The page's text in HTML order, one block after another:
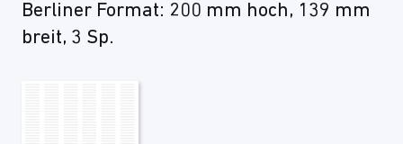
Berliner Format: 200 mm hoch, 139 mm
breit, 3 Sp.